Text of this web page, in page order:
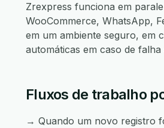
Zrexpress funciona em
WooCommerce, WhatsApp,
em um ambiente seguro, em
automáticas em caso de
Fluxos de trabalho
→ Quando um novo registro